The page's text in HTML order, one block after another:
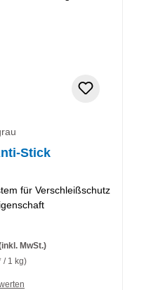
Stick
für Verschleißschutz
MwSt.)
/ 1 kg)